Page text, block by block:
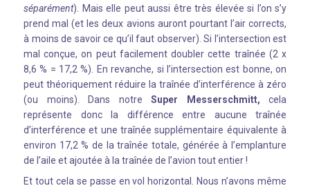
séparément). Mais elle peut aussi être très élevée si l’on s’y
prend mal (et les deux avions auront pourtant l’air corrects,
à moins de savoir ce qu’il faut observer). Si l’intersection est
mal conçue, on peut facilement doubler cette traînée (2 x
8,6 % = 17,2 %). En revanche, si l’intersection est bonne, on
peut théoriquement réduire la traînée d’interférence à zéro
(ou moins). Dans notre Super Messerschmitt, cela
représente donc la différence entre aucune traînée
d’interférence et une traînée supplémentaire équivalente à
environ 17,2 % de la traînée totale, générée à l’emplanture
de l’aile et ajoutée à la traînée de l’avion tout entier !
Et tout cela se passe en vol horizontal. Nous n’avons même